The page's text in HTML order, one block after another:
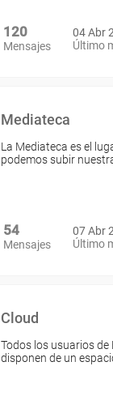
120
Mensajes
04 Abr
Último
Mediateca
La Mediateca es el
podemos subir
54
Mensajes
07 Abr
Último
Cloud
Todos los usuarios de
disponen de un